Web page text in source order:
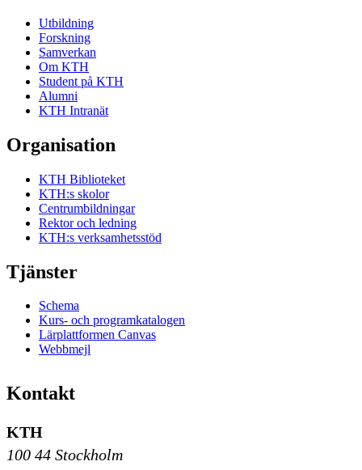
Utbildning
Forskning
Samverkan
Om KTH
Student på KTH
Alumni
KTH Intranät
Organisation
KTH Biblioteket
KTH:s skolor
Centrumbildningar
Rektor och ledning
KTH:s verksamhetsstöd
Tjänster
Schema
Kurs- och programkatalogen
Lärplattformen Canvas
Webbmejl
Kontakt
KTH
100 44 Stockholm